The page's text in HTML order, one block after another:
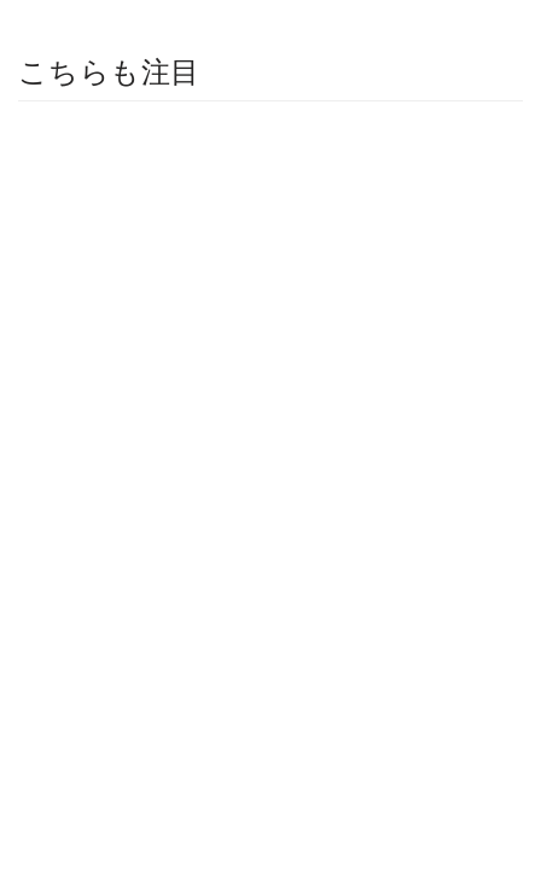
こちらも注目